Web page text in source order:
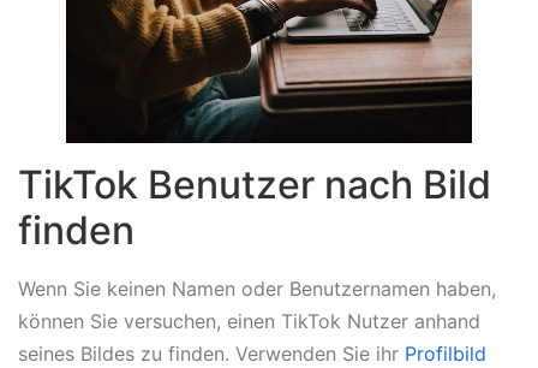
TikTok Benutzer nach Bild
finden
Wenn Sie keinen Namen oder Benutzernamen haben,
können Sie versuchen, einen TikTok Nutzer anhand
seines Bildes zu finden. Verwenden Sie ihr Profilbild